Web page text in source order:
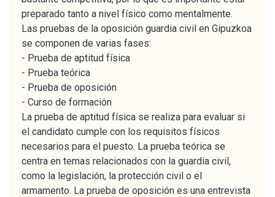
preparado tanto a nivel físico como mentalmente.
Las pruebas de la oposición guardia civil en Gipuzkoa
se componen de varias fases:
- Prueba de aptitud física
- Prueba teórica
- Prueba de oposición
- Curso de formación
La prueba de aptitud física se realiza para evaluar si
el candidato cumple con los requisitos físicos
necesarios para el puesto. La prueba teórica se
centra en temas relacionados con la guardia civil,
como la legislación, la protección civil o el
armamento. La prueba de oposición es una entrevista